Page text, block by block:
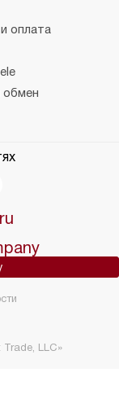
оплата
обмен
LLC»